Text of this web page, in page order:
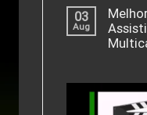
03
Aug